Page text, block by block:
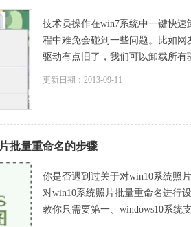
技术员操作在win7系统中一键快
程中难免会碰到一些问题。比如
驱动有点旧了，我们可以卸载所
更新日期：2013-09-11
批量重命名的步骤
你是否遇到过关于对win10系统照
对win10系统照片批量重命名进行
教你只需要第一、windows10系统